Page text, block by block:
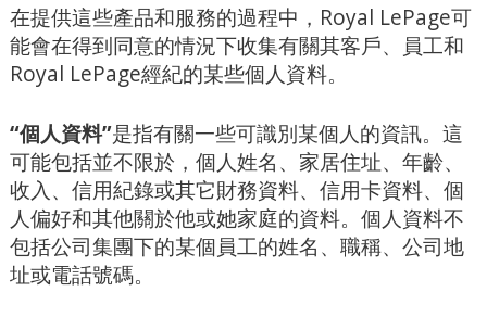
在提供這些產品和服務的過程中，Royal LePage可
能會在得到同意的情況下收集有關其客戶、員工和
Royal LePage經紀的某些個人資料。
“個人資料”是指有關一些可識別某個人的資訊。這
可能包括並不限於，個人姓名、家居住址、年齡、
收入、信用紀錄或其它財務資料、信用卡資料、個
人偏好和其他關於他或她家庭的資料。個人資料不
包括公司集團下的某個員工的姓名、職稱、公司地
址或電話號碼。